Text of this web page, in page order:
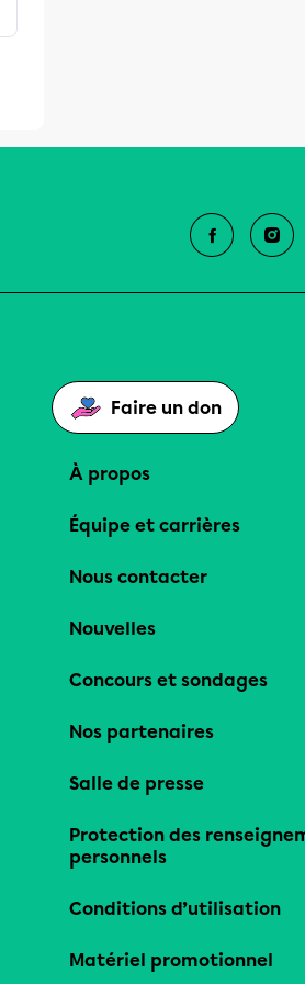
Faire un don
À propos
Équipe et carrières
Nous contacter
Nouvelles
Concours et sondages
Nos partenaires
Salle de presse
Protection des
personnels
Conditions d’utilisation
Matériel promotionnel